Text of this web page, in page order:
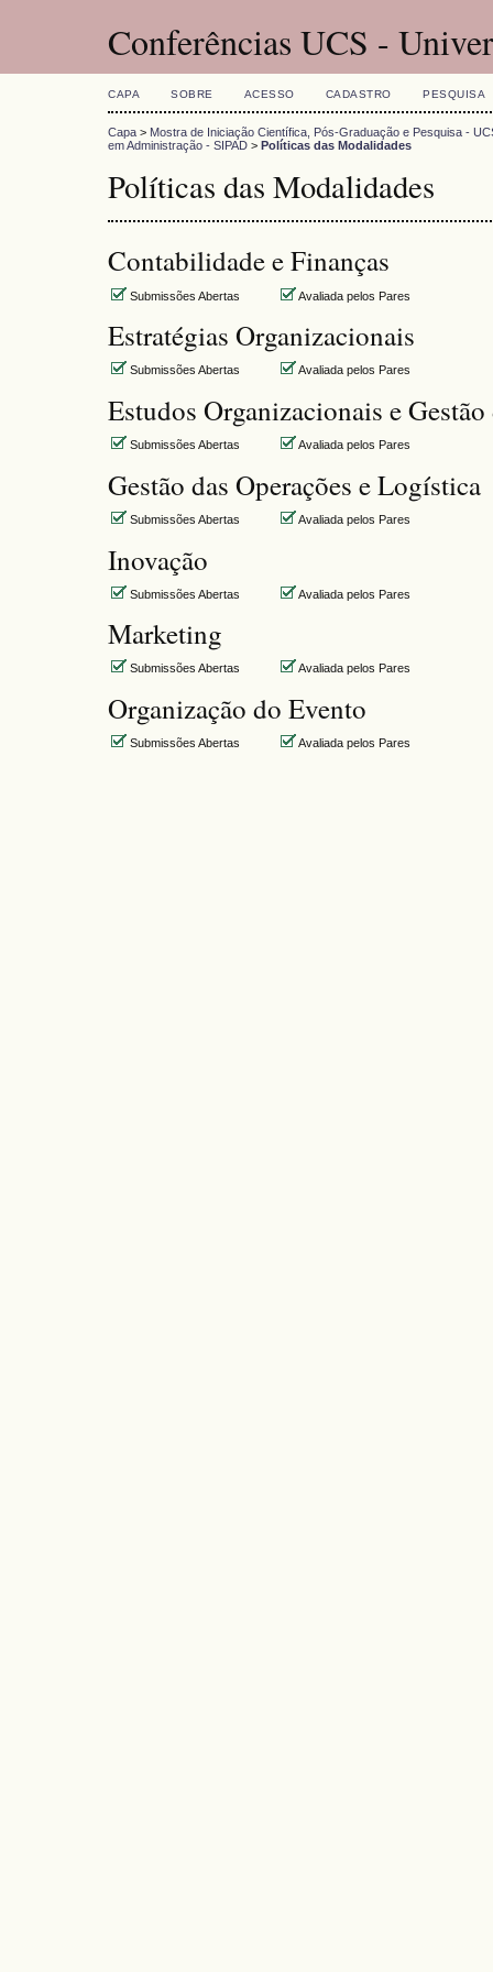
Conferências UCS -
CAPA SOBRE ACESSO CADASTRO PESQUISA
Capa > Mostra de Iniciação Científica, Pós-Graduação e Pesquisa -
em Administração - SIPAD > Políticas das Modalidades
Políticas das Modalidades
Contabilidade e Finanças
Submissões Abertas Avaliada pelos Pares
Estratégias Organizacionais
Submissões Abertas Avaliada pelos Pares
Estudos Organizacionais e Gestão
Submissões Abertas Avaliada pelos Pares
Gestão das Operações e Logística
Submissões Abertas Avaliada pelos Pares
Inovação
Submissões Abertas Avaliada pelos Pares
Marketing
Submissões Abertas Avaliada pelos Pares
Organização do Evento
Submissões Abertas Avaliada pelos Pares